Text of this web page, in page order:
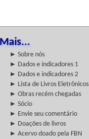
Mais...
► Sobre nós
► Dados e indicadores 1
► Dados e indicadores 2
► Lista de Livros Eletrônicos
► Obras recém chegadas
► Sócio
► Envie seu comentário
► Doações de livros
► Acervo doado pela FBN